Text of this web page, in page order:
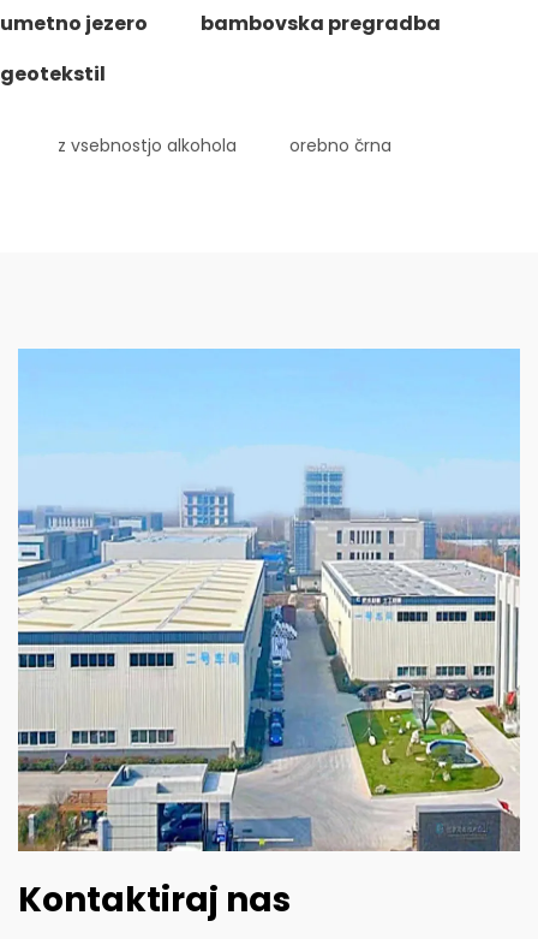
umetno jezero
bambovska pregradba
geotekstil
z vsebnostjo alkohola orebno črna
Kontaktiraj nas